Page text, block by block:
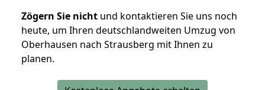
Zögern Sie nicht und kontaktieren Sie uns noch
heute, um Ihren deutschlandweiten Umzug von
Oberhausen nach Strausberg mit Ihnen zu
planen.